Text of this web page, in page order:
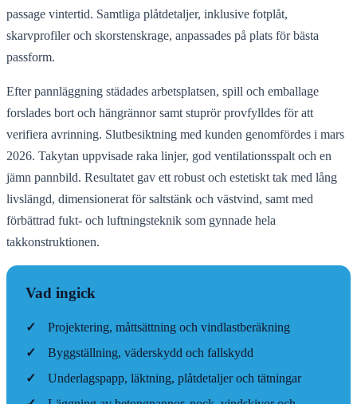
passage vintertid. Samtliga plåtdetaljer, inklusive fotplåt,
skarvprofiler och skorstenskrage, anpassades på plats för bästa
passform.
Efter pannläggning städades arbetsplatsen, spill och emballage
forslades bort och hängrännor samt stuprör provfylldes för att
verifiera avrinning. Slutbesiktning med kunden genomfördes i mars
2026. Takytan uppvisade raka linjer, god ventilationsspalt och en
jämn pannbild. Resultatet gav ett robust och estetiskt tak med lång
livslängd, dimensionerat för saltstänk och västvind, samt med
förbättrad fukt- och luftningsteknik som gynnade hela
takkonstruktionen.
Vad ingick
✓
Projektering, måttsättning och vindlastberäkning
✓
Byggställning, väderskydd och fallskydd
✓
Underlagspapp, läktning, plåtdetaljer och tätningar